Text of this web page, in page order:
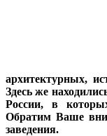
архитектурных,
Здесь же
России, в
Обратим Ваше
заведения.